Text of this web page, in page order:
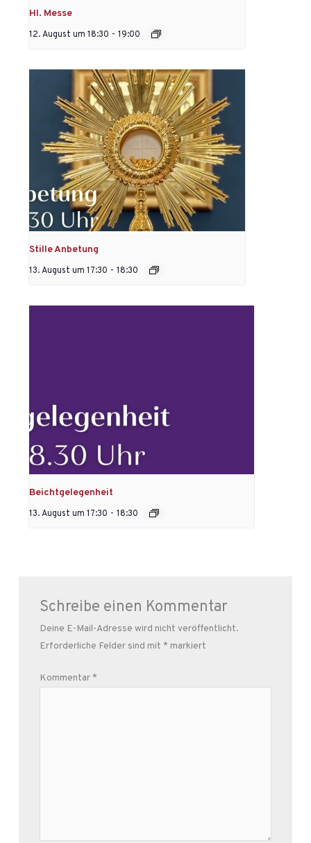
Hl. Messe
12. August um 18:30 - 19:00
Stille Anbetung
13. August um 17:30 - 18:30
Beichtgelegenheit
13. August um 17:30 - 18:30
Schreibe einen Kommentar
Deine E-Mail-Adresse wird nicht veröffentlicht.
Erforderliche Felder sind mit * markiert
Kommentar*